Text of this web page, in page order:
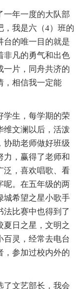
一年一度的大队部
，我是六（4）班的
台的唯一目的就是
非凡的勇气和出色
一片，同舟共济的
，相信我一定能
学生，每学期的荣
维文澜以后，活泼
协助老师做好班级
力，赢得了老师和
泛，喜欢唱歌、看
呢。在五年级的两
城希望之星小歌手
法比赛中也得到了
夏日之星，文明之
百灵，经常去电台
，参加过校内外的
了文艺部长，我会